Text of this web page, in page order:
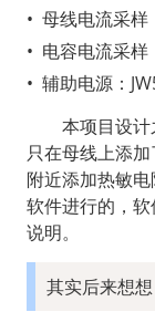
• 母线电流采样
• 电容电流采样
• 辅助电源：
本项目设计
只在母线上添
附近添加热敏
软件进行的，
说明。
其实后来想